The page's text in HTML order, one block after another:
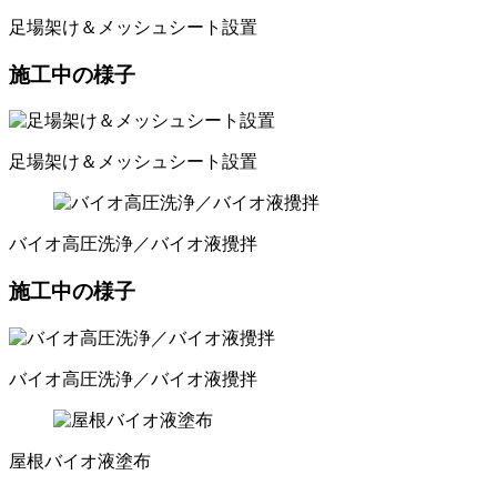
足場架け＆メッシュシート設置
施工中の様子
足場架け＆メッシュシート設置
バイオ高圧洗浄／バイオ液攪拌
施工中の様子
バイオ高圧洗浄／バイオ液攪拌
屋根バイオ液塗布